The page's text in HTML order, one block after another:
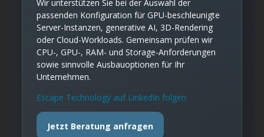
Wir unterstützen Sie bei der Auswahl der
passenden Konfiguration für GPU-beschleunigte
Server-Instanzen, generative AI, 3D-Rendering
oder Cloud-Workloads. Gemeinsam prüfen wir
CPU-, GPU-, RAM- und Storage-Anforderungen
sowie sinnvolle Ausbauoptionen für Ihr
Unternehmen.
Escape Technology auf LinkedIn folgen
Jetzt Beratung anfragen